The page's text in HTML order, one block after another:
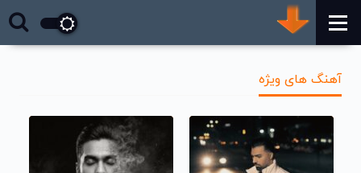
آهنگ های ویژه